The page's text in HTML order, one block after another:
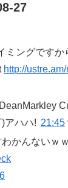
27
ミングですか
http://
アハハ! 21:45
かんないｗ